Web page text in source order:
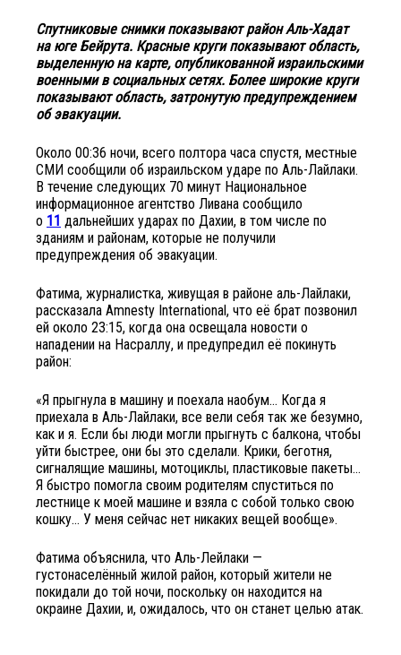
Спутниковые снимки показывают район Аль-Хадат
на юге Бейрута. Красные круги показывают область,
выделенную на карте, опубликованной израильскими
военными в социальных сетях. Более широкие круги
показывают область, затронутую предупреждением
об эвакуации.
Около 00:36 ночи, всего полтора часа спустя, местные
СМИ сообщили об израильском ударе по Аль-Лайлаки.
В течение следующих 70 минут Национальное
информационное агентство Ливана сообщило
о 11 дальнейших ударах по Дахии, в том числе по
зданиям и районам, которые не получили
предупреждения об эвакуации.
Фатима, журналистка, живущая в районе аль-Лайлаки,
рассказала Amnesty International, что её брат позвонил
ей около 23:15, когда она освещала новости о
нападении на Насраллу, и предупредил её покинуть
район:
«Я прыгнула в машину и поехала наобум… Когда я
приехала в Аль-Лайлаки, все вели себя так же безумно,
как и я. Если бы люди могли прыгнуть с балкона, чтобы
уйти быстрее, они бы это сделали. Крики, беготня,
сигналящие машины, мотоциклы, пластиковые пакеты…
Я быстро помогла своим родителям спуститься по
лестнице к моей машине и взяла с собой только свою
кошку… У меня сейчас нет никаких вещей вообще».
Фатима объяснила, что Аль-Лейлаки —
густонаселённый жилой район, который жители не
покидали до той ночи, поскольку он находится на
окраине Дахии, и, ожидалось, что он станет целью атак.